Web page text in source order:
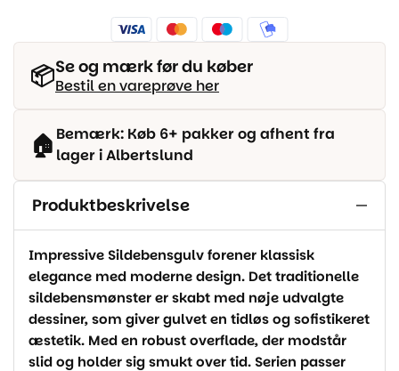
📦Se og mærk før du køber
Bestil en vareprøve her
🏠 Bemærk: Køb 6+ pakker og afhent fra
lager i Albertslund
Produktbeskrivelse
Impressive Sildebensgulv forener klassisk
elegance med moderne design. Det traditionelle
sildebensmønster er skabt med nøje udvalgte
dessiner, som giver gulvet en tidløs og sofistikeret
æstetik. Med en robust overflade, der modstår
slid og holder sig smukt over tid. Serien passer